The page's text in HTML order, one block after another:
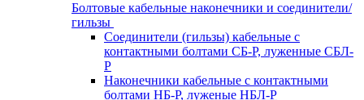
Болтовые кабельные наконечники и соединители/
гильзы
Соединители (гильзы) кабельные с
контактными болтами СБ-Р, луженные СБЛ-
Р
Наконечники кабельные с контактными
болтами НБ-Р, луженые НБЛ-Р